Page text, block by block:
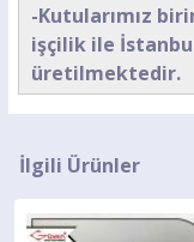
-Kutularımız
işçilik ile
üretilmektedir.
İlgili Ürünler